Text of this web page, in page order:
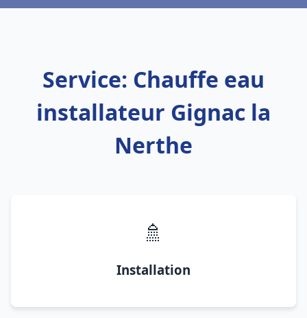
Service: Chauffe eau
installateur Gignac la
Nerthe
🚿
Installation